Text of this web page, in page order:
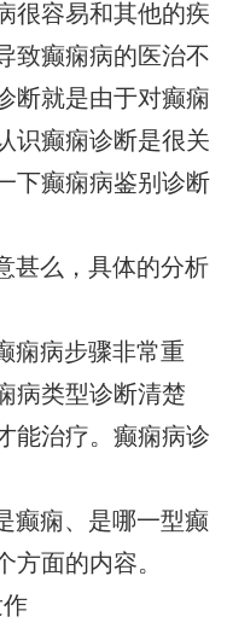
很容易和其他的疾
致癫痫病的医治不
断就是由于对癫痫
识癫痫诊断是很关
下癫痫病鉴别诊断
甚么，具体的分析
痫病步骤非常重
病类型诊断清楚
能治疗。癫痫病诊
癫痫、是哪一型癫
方面的内容。